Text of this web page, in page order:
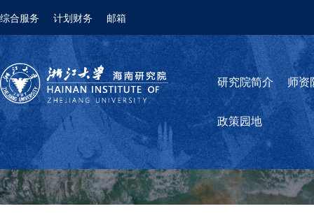
综合服务 计划财务 邮箱
研究院简介 师资
政策园地